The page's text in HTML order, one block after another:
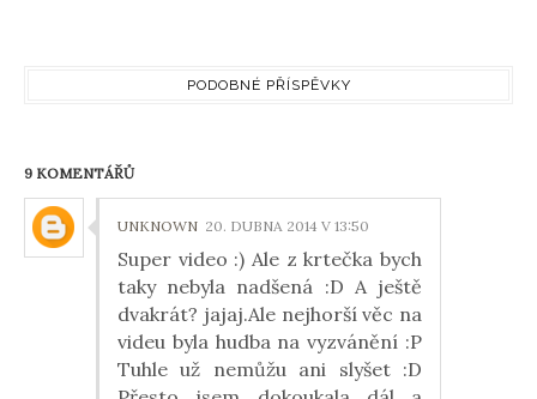
PODOBNÉ PŘÍSPĚVKY
9 KOMENTÁŘŮ
UNKNOWN 20. DUBNA 2014 V 13:50
Super video :) Ale z krtečka bych
taky nebyla nadšená :D A ještě
dvakrát? jajaj.Ale nejhorší věc na
videu byla hudba na vyzvánění :P
Tuhle už nemůžu ani slyšet :D